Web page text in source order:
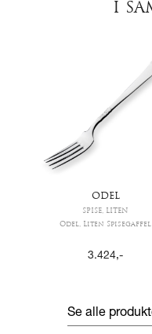
I
ODEL
SPISE, LITEN
Odel, Liten Spisegaffel
3.424,-
Se alle